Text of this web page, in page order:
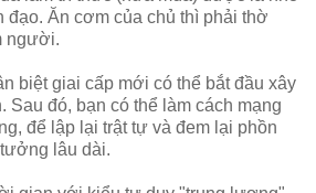
đạo. Ăn cơm của chủ thì phải thờ
người.
biệt giai cấp mới có thể bắt đầu xây
Sau đó, bạn có thể làm cách mạng
để lập lại trật tự và đem lại phồn
lâu dài.